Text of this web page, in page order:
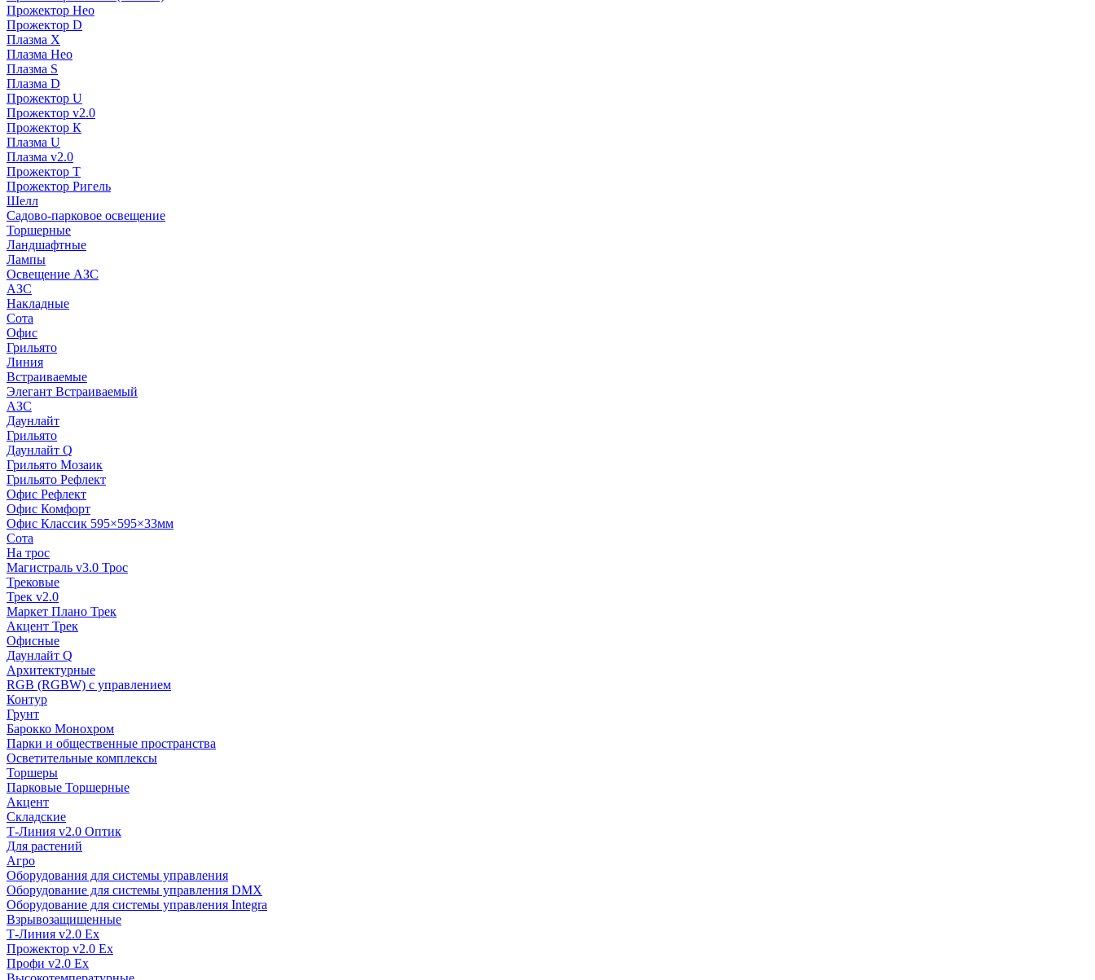
Прожектор Нео
Прожектор D
Плазма X
Плазма Нео
Плазма S
Плазма D
Прожектор U
Прожектор v2.0
Прожектор К
Плазма U
Плазма v2.0
Прожектор Т
Прожектор Ригель
Шелл
Садово-парковое освещение
Торшерные
Ландшафтные
Лампы
Освещение АЗС
АЗС
Накладные
Сота
Офис
Грильято
Линия
Встраиваемые
Элегант Встраиваемый
АЗС
Даунлайт
Грильято
Даунлайт Q
Грильято Мозаик
Грильято Рефлект
Офис Рефлект
Офис Комфорт
Офис Классик 595×595×33мм
Сота
На трос
Магистраль v3.0 Трос
Трековые
Трек v2.0
Маркет Плано Трек
Акцент Трек
Офисные
Даунлайт Q
Архитектурные
RGB (RGBW) с управлением
Контур
Грунт
Барокко Монохром
Парки и общественные пространства
Осветительные комплексы
Торшеры
Парковые Торшерные
Акцент
Складские
Т-Линия v2.0 Оптик
Для растений
Агро
Оборудования для системы управления
Оборудование для системы управления DMX
Оборудование для системы управления Integra
Взрывозащищенные
Т-Линия v2.0 Ex
Прожектор v2.0 Ex
Профи v2.0 Ex